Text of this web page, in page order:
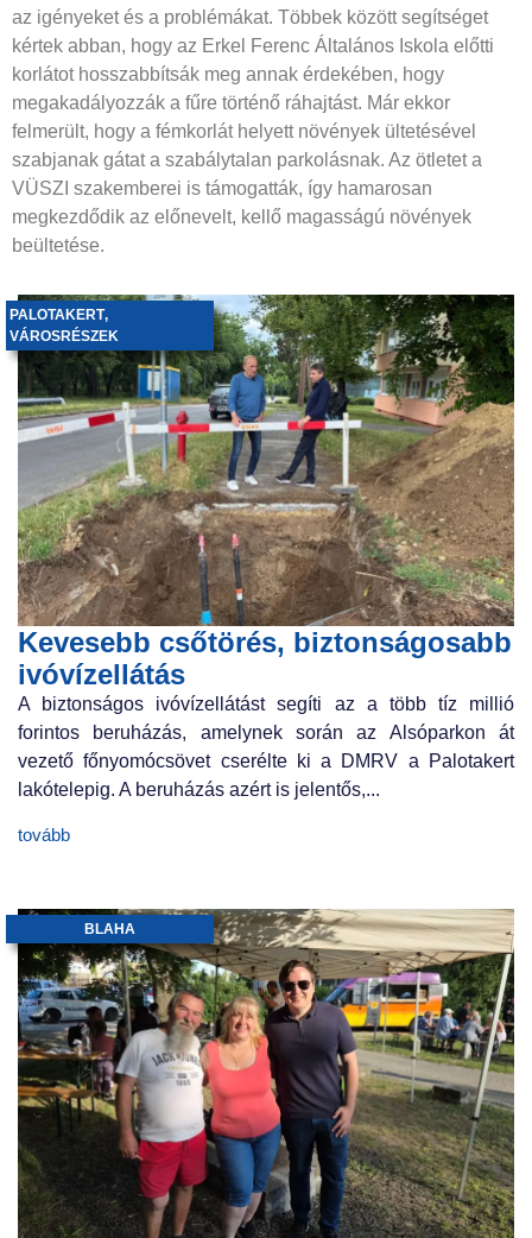
az igényeket és a problémákat. Többek között segítséget
kértek abban, hogy az Erkel Ferenc Általános Iskola előtti
korlátot hosszabbítsák meg annak érdekében, hogy
megakadályozzák a fűre történő ráhajtást. Már ekkor
felmerült, hogy a fémkorlát helyett növények ültetésével
szabjanak gátat a szabálytalan parkolásnak. Az ötletet a
VÜSZI szakemberei is támogatták, így hamarosan
megkezdődik az előnevelt, kellő magasságú növények
beültetése.
Kevesebb csőtörés, biztonságosabb
ivóvízellátás
PALOTAKERT,
VÁROSRÉSZEK
A biztonságos ivóvízellátást segíti az a több tíz millió
forintos beruházás, amelynek során az Alsóparkon át
vezető főnyomócsövet cserélte ki a DMRV a Palotakert
lakótelepig. A beruházás azért is jelentős,...
tovább
BLAHA